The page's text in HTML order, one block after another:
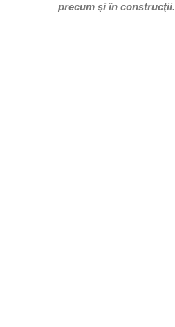
precum şi în construcţii.